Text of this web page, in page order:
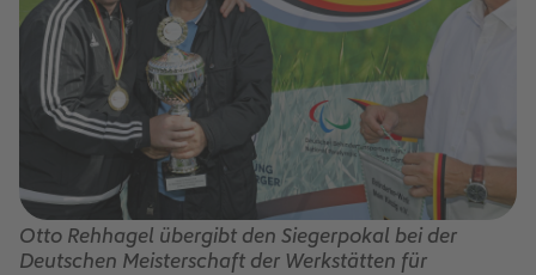
Otto Rehhagel übergibt den Siegerpokal bei der
Deutschen Meisterschaft der Werkstätten für